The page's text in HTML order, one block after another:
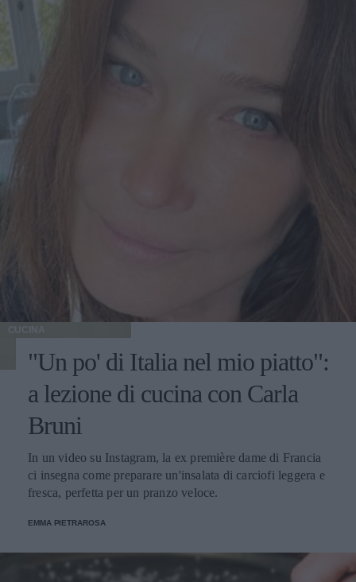
CUCINA
"Un po' di Italia nel mio piatto":
a lezione di cucina con Carla
Bruni
In un video su Instagram, la ex première dame di Francia
ci insegna come preparare un'insalata di carciofi leggera e
fresca, perfetta per un pranzo veloce.
EMMA PIETRAROSA